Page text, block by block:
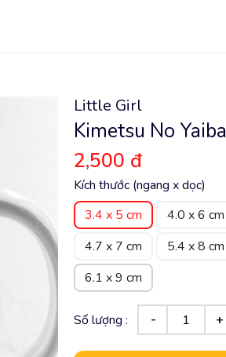
Little Girl
Kimetsu No Yaiba
2,500 đ
Kích thước (ngang x dọc)
3.4 x 5 cm
4.0 x 6 cm
4.7 x 7 cm
5.4 x 8 cm
6.1 x 9 cm
Số lượng :